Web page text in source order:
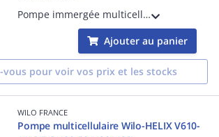
Pompe immergée multicellulaire 4' Wilo-Sub TWI4.14-08-DM-D pour l'irrigation, l'arrosage et la distribution d'eau potable à partir de forage et citerne, d'eau sanitaire et d'eau municipale. (6091380)
Ajouter au panier
vous pour voir vos prix et les stocks
WILO FRANCE
Pompe multicellulaire Wilo-HELIX V610-